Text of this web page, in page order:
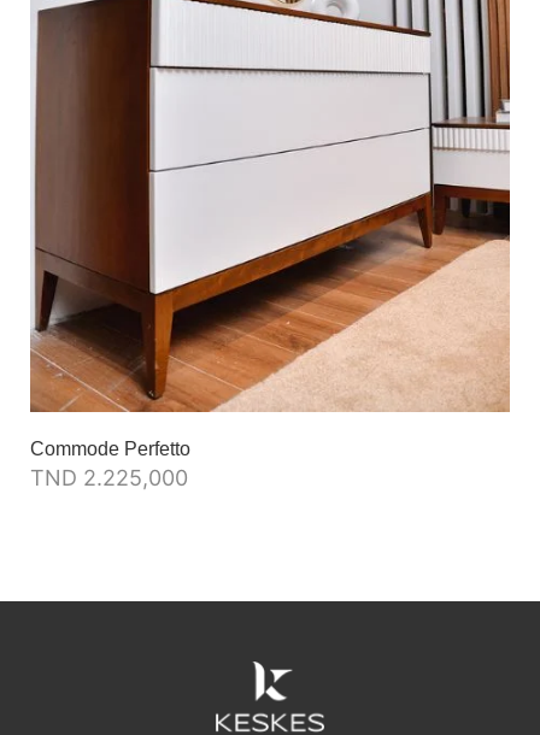
Commode Perfetto
TND 2.225,000